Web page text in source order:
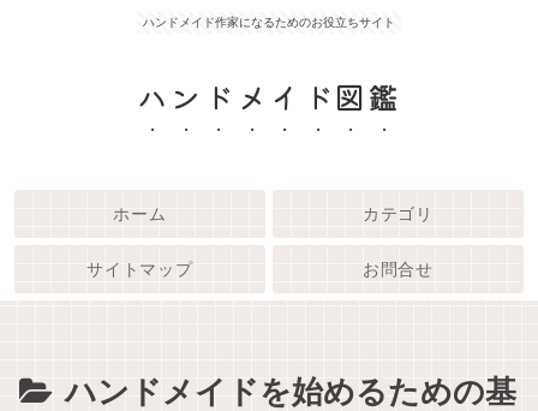
ハンドメイド作家になるためのお役立ちサイト
ハンドメイド図鑑
ホーム カテゴリ
サイトマップ お問合せ
ハンドメイドを始めるための基